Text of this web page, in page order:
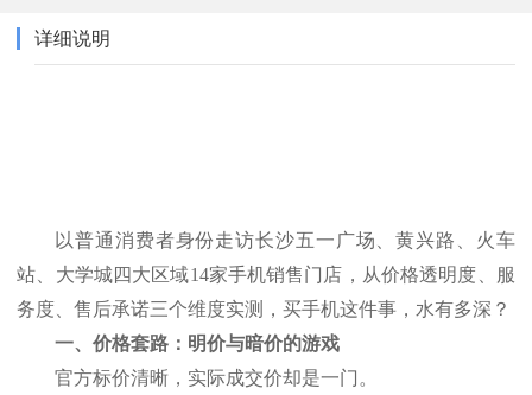
详细说明
以普通消费者身份走访长沙五一广场、黄兴路、火车
站、大学城四大区域14家手机销售门店，从价格透明度、服
务度、售后承诺三个维度实测，买手机这件事，水有多深？
一、价格套路：明价与暗价的游戏
官方标价清晰，实际成交价却是一门。